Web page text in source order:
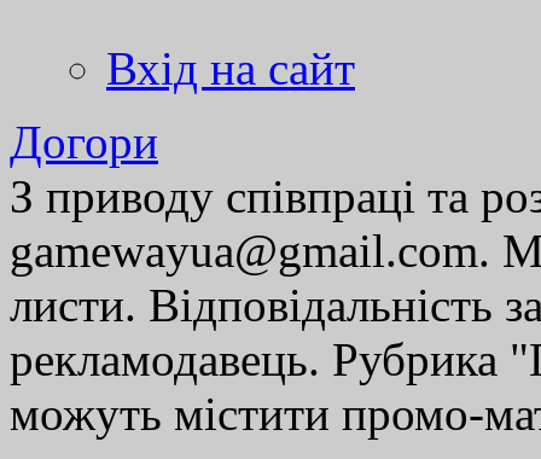
Вхід на сайт
Догори
З приводу співпраці та
gamewayua@gmail.com.
листи. Відповідальність
рекламодавець. Рубрика
можуть містити промо-